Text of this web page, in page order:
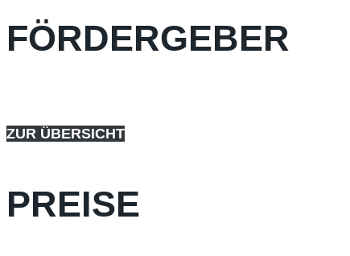
FÖRDERGEBER
ZUR ÜBERSICHT
PREISE